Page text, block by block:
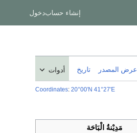
إنشاء حسابدخول
عرض المصدر تاريخ أدوات
Coordinates: 20°00′N 41°27′E
مَدِيْنةُ الْبَاحَة